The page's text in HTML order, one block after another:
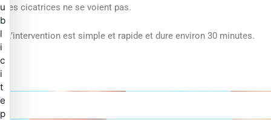
les cicatrices ne se voient pas.
L’intervention est simple et rapide et dure environ 30 minutes.
u
b
l
i
c
i
t
e
p